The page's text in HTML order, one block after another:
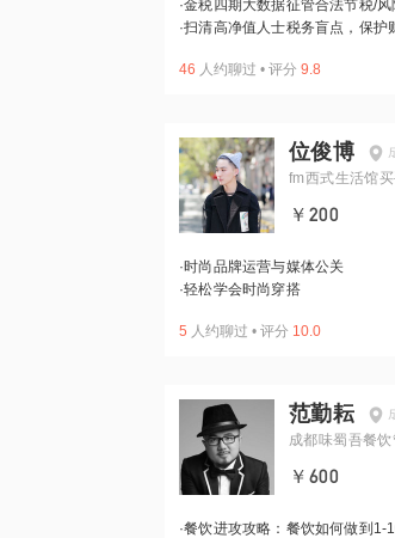
·金税四期大数据征管合法节税/风
·扫清高净值人士税务盲点，保护
46 人约聊过 • 评分 9.8
位俊博
fm西式生活馆
￥200
·时尚品牌运营与媒体公关
·轻松学会时尚穿搭
5 人约聊过 • 评分 10.0
范勤耘
成都味蜀吾餐
￥600
·餐饮进攻攻略：餐饮如何做到1-